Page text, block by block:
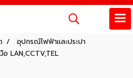
อุปกรณ์ไฟฟ้าและประปา
LAN,CCTV,TEL